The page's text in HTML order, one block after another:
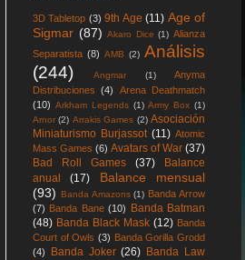
3D Tabletop (3) 9th Age (11) Age of
Sigmar (87) Akaro Dice (1) Alianza
Separatista (8) AMB (2) Análisis
(244)
Angmar (1)
Anyma
Distribuciones
(4)
Arena Deathmatch
(10) Arkham Legends (1) Army Box (1)
Arnor (2) Arrakis Games (2) Asociación
Miniaturismo Burjassot (11) Atomic
Mass Games (6) Avatars of War (37)
Bad Roll Games
(37)
Balance
anual
(17)
Balance mensual
(93)
Banda Amazons (1) Banda Arrow
(7) Banda Bane (10)
Banda Batman
(48) Banda Black Mask (12) Banda
Court of Owls (3) Banda Gorilla Grodd
(4)
Banda Joker (26) Banda Law